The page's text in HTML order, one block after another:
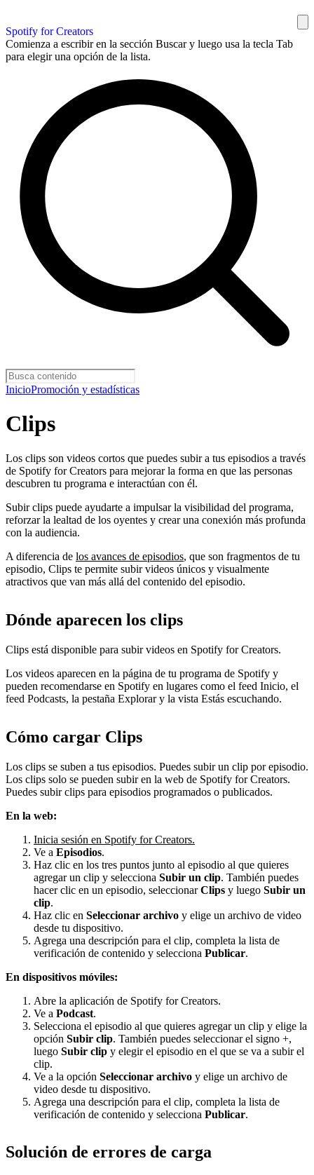
Spotify for Creators
Comienza a escribir en la sección Buscar y luego usa la tecla Tab
para elegir una opción de la lista.
InicioPromoción y estadísticas
Clips
Los clips son videos cortos que puedes subir a tus episodios a través
de Spotify for Creators para mejorar la forma en que las personas
descubren tu programa e interactúan con él.
Subir clips puede ayudarte a impulsar la visibilidad del programa,
reforzar la lealtad de los oyentes y crear una conexión más profunda
con la audiencia.
A diferencia de los avances de episodios, que son fragmentos de tu
episodio, Clips te permite subir videos únicos y visualmente
atractivos que van más allá del contenido del episodio.
Dónde aparecen los clips
Clips está disponible para subir videos en Spotify for Creators.
Los videos aparecen en la página de tu programa de Spotify y
pueden recomendarse en Spotify en lugares como el feed Inicio, el
feed Podcasts, la pestaña Explorar y la vista Estás escuchando.
Cómo cargar Clips
Los clips se suben a tus episodios. Puedes subir un clip por episodio.
Los clips solo se pueden subir en la web de Spotify for Creators.
Puedes subir clips para episodios programados o publicados.
En la web:
Inicia sesión en Spotify for Creators.
Ve a Episodios.
Haz clic en los tres puntos junto al episodio al que quieres
agregar un clip y selecciona Subir un clip. También puedes
hacer clic en un episodio, seleccionarClips y luego Subir un
clip.
Haz clic en Seleccionar archivo y elige un archivo de video
desde tu dispositivo.
Agrega una descripción para el clip, completa la lista de
verificación de contenido y selecciona Publicar.
En dispositivos móviles:
Abre la aplicación de Spotify for Creators.
Ve a Podcast.
Selecciona el episodio al que quieres agregar un clip y elige la
opción Subir clip. También puedes seleccionar el signo +,
luego Subir clip y elegir el episodio en el que se va a subir el
clip.
Ve a la opción Seleccionar archivo y elige un archivo de
video desde tu dispositivo.
Agrega una descripción para el clip, completa la lista de
verificación de contenido y selecciona Publicar.
Solución de errores de carga